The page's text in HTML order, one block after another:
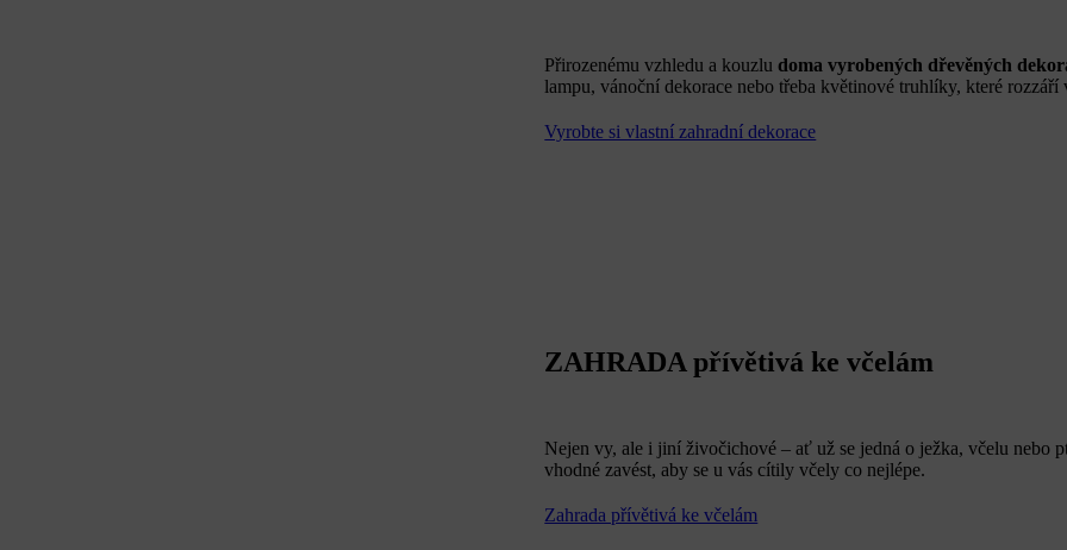
Přirozenému vzhledu a kouzludoma vyrobených dřevěných
lampu, vánoční dekorace nebo třeba květinové truhlíky, které rozzáří
Vyrobte si vlastní zahradní dekorace
ZAHRADA přívětivá ke včelám
Nejen vy, ale i jiní živočichové – ať už se jedná o ježka, včelu nebo
vhodné zavést, aby se u vás cítily včely co nejlépe.
Zahrada přívětivá ke včelám